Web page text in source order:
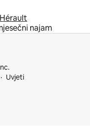
Hérault
najam
Uvjeti